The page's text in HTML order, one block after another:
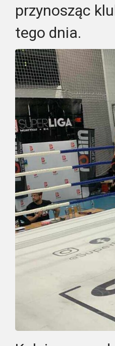
przynosząc
tego dnia.